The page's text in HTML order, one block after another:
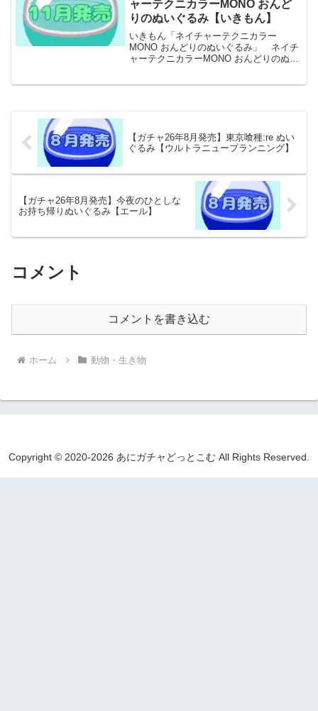
ャーテクニカラーMONO おんど
りのぬいぐるみ【いきもん】
いきもん「ネイチャーテクニカラー
MONO おんどりのぬいぐるみ」 ネイチ
ャーテクニカラーMONO おんどりのぬい
【ガチャ26年8月発売】東京喰種:re ぬい
ぐるみ【ウルトラニュープランニング】
【ガチャ26年8月発売】今夜のひとしな
お持ち帰りぬいぐるみ【エール】
コメント
コメントを書き込む
ホーム 動物・生き物
Copyright © 2020-2026 あにガチャどっとこむ All Rights Reserved.